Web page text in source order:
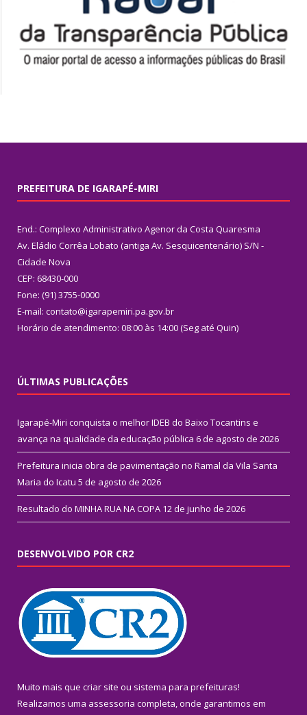
PREFEITURA DE IGARAPÉ-MIRI
End.: Complexo Administrativo Agenor da Costa Quaresma
Av. Eládio Corrêa Lobato (antiga Av. Sesquicentenário) S/N -
Cidade Nova
CEP: 68430-000
Fone: (91) 3755-0000
E-mail: contato@igarapemiri.pa.gov.br
Horário de atendimento: 08:00 às 14:00 (Seg até Quin)
ÚLTIMAS PUBLICAÇÕES
Igarapé-Miri conquista o melhor IDEB do Baixo Tocantins e
avança na qualidade da educação pública 6 de agosto de 2026
Prefeitura inicia obra de pavimentação no Ramal da Vila Santa
Maria do Icatu 5 de agosto de 2026
Resultado do MINHA RUA NA COPA 12 de junho de 2026
DESENVOLVIDO POR CR2
Muito mais que criar site ou sistema para prefeituras!
Realizamos uma assessoria completa, onde garantimos em